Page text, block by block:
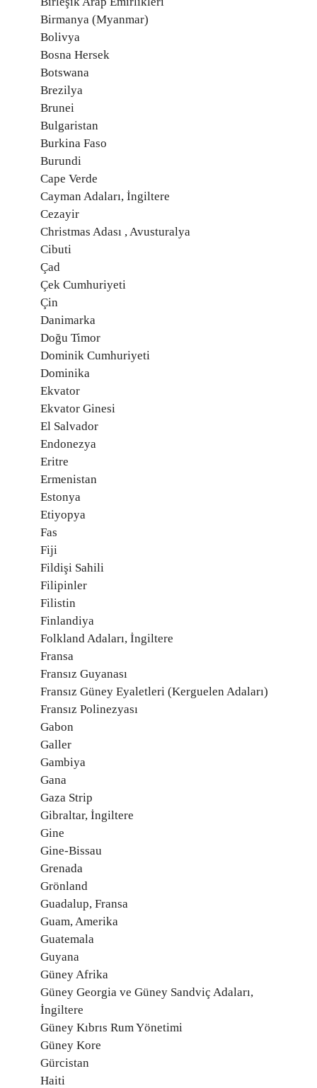
Birmanya (Myanmar)
Bolivya
Bosna Hersek
Botswana
Brezilya
Brunei
Bulgaristan
Burkina Faso
Burundi
Cape Verde
Cayman Adaları, İngiltere
Cezayir
Christmas Adası , Avusturalya
Cibuti
Çad
Çek Cumhuriyeti
Çin
Danimarka
Doğu Timor
Dominik Cumhuriyeti
Dominika
Ekvator
Ekvator Ginesi
El Salvador
Endonezya
Eritre
Ermenistan
Estonya
Etiyopya
Fas
Fiji
Fildişi Sahili
Filipinler
Filistin
Finlandiya
Folkland Adaları, İngiltere
Fransa
Fransız Guyanası
Fransız Güney Eyaletleri (Kerguelen Adaları)
Fransız Polinezyası
Gabon
Galler
Gambiya
Gana
Gaza Strip
Gibraltar, İngiltere
Gine
Gine-Bissau
Grenada
Grönland
Guadalup, Fransa
Guam, Amerika
Guatemala
Guyana
Güney Afrika
Güney Georgia ve Güney Sandviç Adaları,
İngiltere
Güney Kıbrıs Rum Yönetimi
Güney Kore
Gürcistan
Haiti